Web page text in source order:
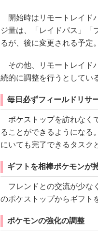
開始時はリモートレイド
ジ量は、「レイドパス」「
るが、後に変更される予定。
その他、リモートレイド
続的に調整を行うとしてい
毎日必ずフィールドリサ
ポケストップを訪れなく
ることができるようになる
にいても完了できるタスク
ギフトを相棒ポケモンが
フレンドとの交流が少な
のポケストップからギフト
ポケモンの強化の調整